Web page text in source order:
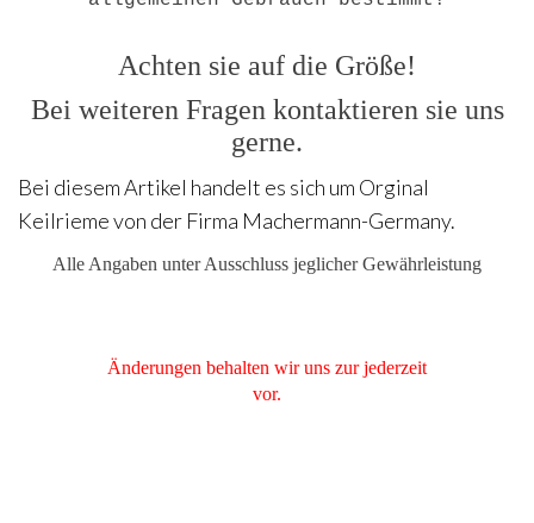
Achten sie auf die Größe!
Bei weiteren Fragen kontaktieren sie uns
gerne.
Bei diesem Artikel handelt es sich um Orginal
Keilrieme von der Firma Machermann-Germany.
Alle Angaben unter Ausschluss jeglicher Gewährleistung
Änderungen behalten wir uns zur jederzeit
vor.